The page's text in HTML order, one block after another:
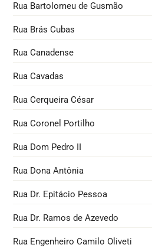
Rua Bartolomeu de Gusmão
Rua Brás Cubas
Rua Canadense
Rua Cavadas
Rua Cerqueira César
Rua Coronel Portilho
Rua Dom Pedro II
Rua Dona Antônia
Rua Dr. Epitácio Pessoa
Rua Dr. Ramos de Azevedo
Rua Engenheiro Camilo Oliveti